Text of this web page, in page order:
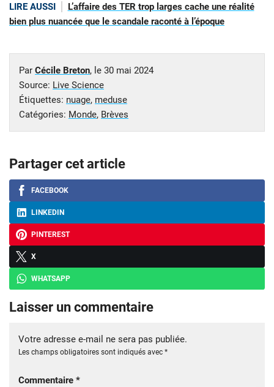
LIRE AUSSI
L’affaire des TER trop larges cache une réalité
bien plus nuancée que le scandale raconté à l’époque
Par Cécile Breton, le 30 mai 2024
Source: Live Science
Étiquettes: nuage, meduse
Catégories: Monde, Brèves
Partager cet article
FACEBOOK
LINKEDIN
PINTEREST
X
WHATSAPP
Laisser un commentaire
Votre adresse e-mail ne sera pas publiée.
Les champs obligatoires sont indiqués avec *
Commentaire *